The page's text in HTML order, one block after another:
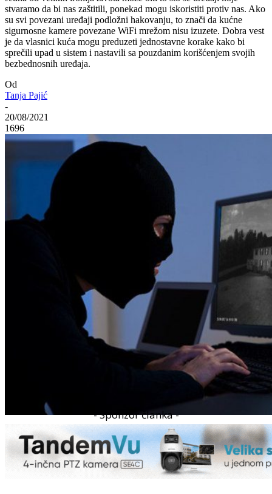
stvaramo da bi nas zaštitili, ponekad mogu iskoristiti protiv nas. Ako
su svi povezani uređaji podložni hakovanju, to znači da kućne
sigurnosne kamere povezane WiFi mrežom nisu izuzete. Dobra vest
je da vlasnici kuća mogu preduzeti jednostavne korake kako bi
sprečili upad u sistem i nastavili sa pouzdanim korišćenjem svojih
bezbednosnih uređaja.
Od
Tanja Pajić
-
20/08/2021
1696
- Sponzor članka -